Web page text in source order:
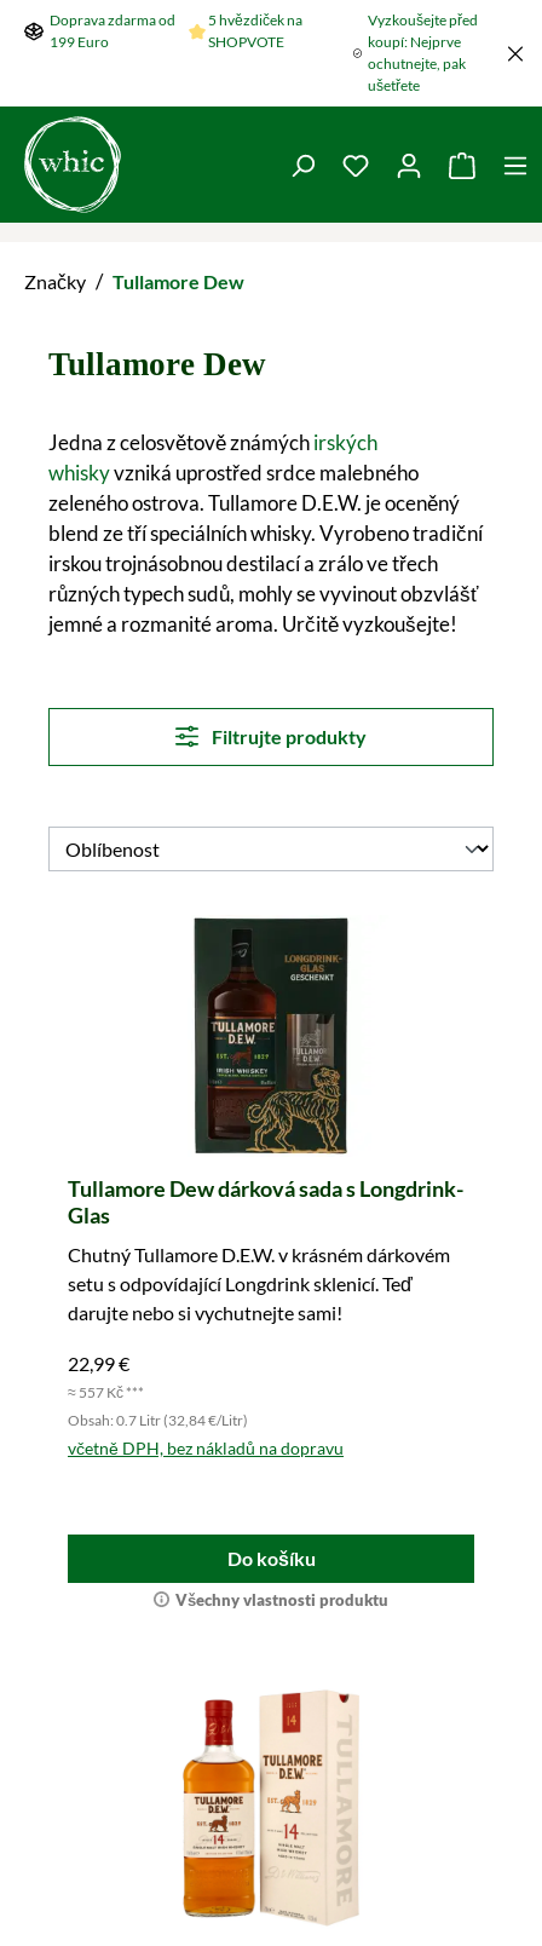
Přeskočit na hlavní obsah
Doprava zdarma od
199 Euro
5 hvězdiček na
SHOPVOTE
Vyzkoušejte před
koupí: Nejprve
ochutnejte, pak
ušetřete
Máte 0 položky v
Značky / Tullamore Dew
Tullamore Dew
Jedna z celosvětově známýchirských
whiskyvzniká uprostřed srdce malebného
zeleného ostrova. Tullamore D.E.W. je oceněný
blend ze tří speciálních whisky. Vyrobeno tradiční
irskou trojnásobnou destilací a zrálo ve třech
různých typech sudů, mohly se vyvinout obzvlášť
jemné a rozmanité aroma. Určitě vyzkoušejte!
Filtrujte produkty
Tullamore Dew dárková sada s Longdrink-
Glas
Chutný Tullamore D.E.W. v krásném dárkovém
setu s odpovídající Longdrink sklenicí. Teď
darujte nebo si vychutnejte sami!
22,99 €
≈ 557 Kč ***
Obsah: 0.7 Litr (32,84 €/Litr)
včetně DPH, bez nákladů na dopravu
Do košíku
Všechny vlastnosti produktu